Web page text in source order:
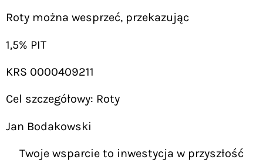
Roty można wesprzeć, przekazując
1,5% PIT
KRS 0000409211
Cel szczegółowy: Roty
Jan Bodakowski
Twoje wsparcie to inwestycja w przyszłość